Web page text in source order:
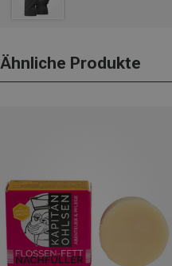
Ähnliche Produkte